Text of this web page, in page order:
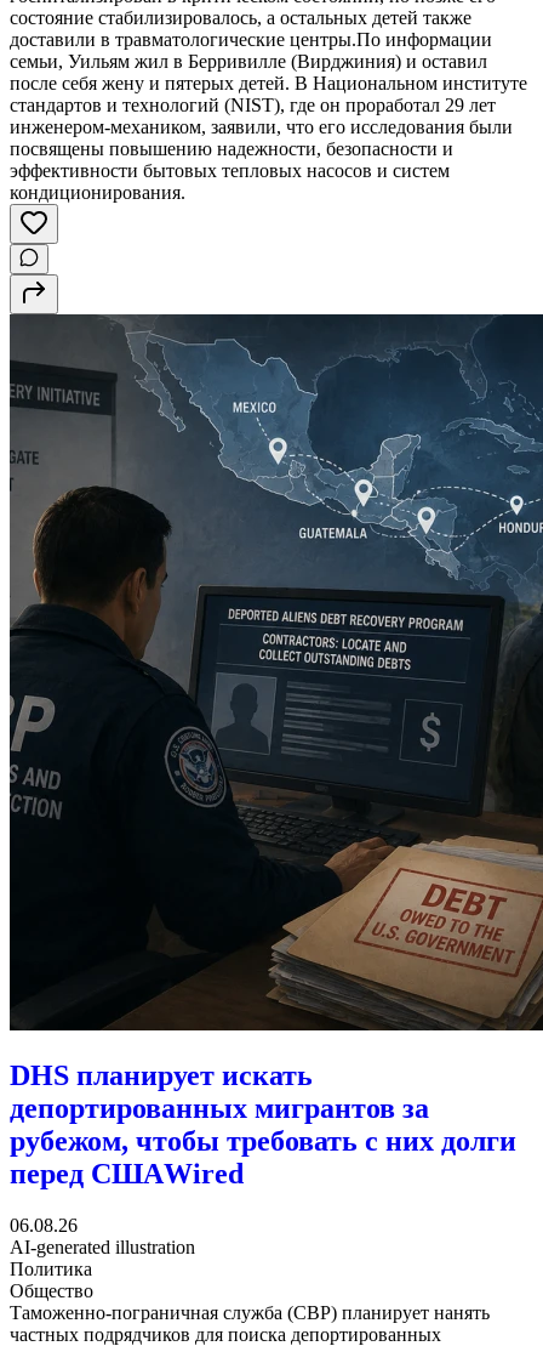
состояние стабилизировалось, а остальных детей также
доставили в травматологические центры.По информации
семьи, Уильям жил в Берривилле (Вирджиния) и оставил
после себя жену и пятерых детей. В Национальном институте
стандартов и технологий (NIST), где он проработал 29 лет
инженером-механиком, заявили, что его исследования были
посвящены повышению надежности, безопасности и
эффективности бытовых тепловых насосов и систем
кондиционирования.
DHS планирует искать
депортированных мигрантов за
рубежом, чтобы требовать с них долги
перед СШАWired
06.08.26
AI-generated illustration
Политика
Общество
Таможенно-пограничная служба (CBP) планирует нанять
частных подрядчиков для поиска депортированных